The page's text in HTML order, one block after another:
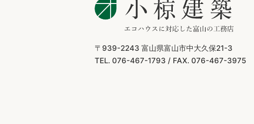
〒939-2243 富山県富山市中大久保21-3
TEL. 076-467-1793 / FAX. 076-467-3975